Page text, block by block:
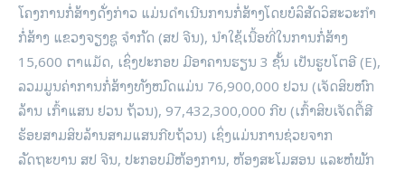
ໂຄງການກໍ່ສ້າງດັ່ງກ່າວ ແມ່ນດຳເນີນການກໍ່ສ້າງໂດຍບໍລິສັດວິສະວະກໍາ
ກໍ່ສ້າງ ແຂວງຈຽງຊູ ຈໍາກັດ (ສປ ຈີນ), ນໍາໃຊ້ເນື້ອທີ່ໃນການກໍ່ສ້າງ
15,600 ຕາແມັດ, ເຊິ່ງປະກອບ ມີອາຄານຮຽນ 3 ຊັ້ນ ເປັນຮູບໂຕອີ (E),
ລວມມູນຄ່າການກໍ່ສ້າງທັງໝົດແມ່ນ 76,900,000 ຢວນ (ເຈັດສິບຫົກ
ລ້ານ ເກົ້າແສນ ຢວນ ຖ້ວນ), 97,432,300,000 ກີບ (ເກົ້າສິບເຈັດຕື້ສີ
ຮ້ອຍສາມສິບລ້ານສາມແສນກີບຖ້ວນ) ເຊິ່ງແມ່ນການຊ່ວຍຈາກ
ລັດຖະບານ ສປ ຈີນ, ປະກອບມີຫ້ອງການ, ຫ້ອງສະໂມສອນ ແລະຫໍພັກ